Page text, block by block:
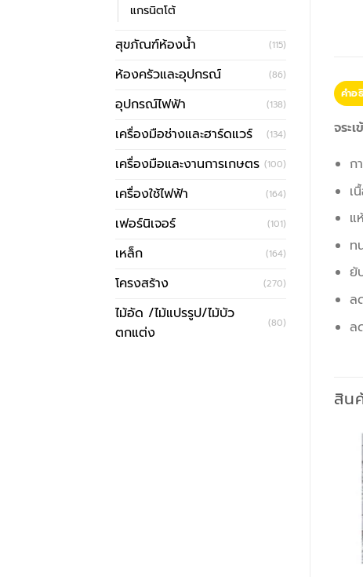
แกรนิตโต้
สุขภัณฑ์ห้องน้ำ (115)
ห้องครัวและอุปกรณ์ (86)
อุปกรณ์ไฟฟ้า (138)
เครื่องมือช่างและฮาร์ดแวร์ (134)
เครื่องมือและงานการเกษตร (100)
เครื่องใช้ไฟฟ้า (164)
เฟอร์นิเจอร์ (101)
เหล็ก (164)
โครงสร้าง (270)
ไม้อัด /ไม้แปรรูป/ไม้บัว
ตกแต่ง
(80)
คำอ
จระ
ก
เ
แ
ท
ยั
ล
ล
สิน